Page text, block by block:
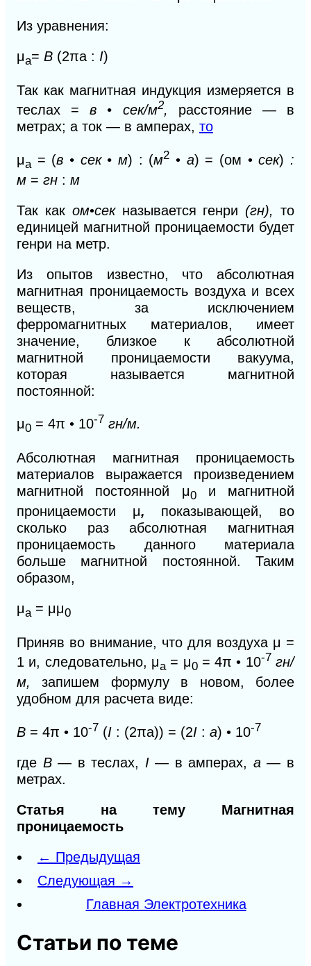
Из уравнения:
μa= B (2πa : I)
Так как магнитная индукция измеряется в
теслах =в • сек/м2, расстояние — в
метрах; а ток — в амперах, то
μa = (в • сек • м) : (м2 • а) = (ом •сек) :
м = гн : м
Так как ом•сек называется генри (гн),то
единицей магнитной проницаемости будет
генри на метр.
Из опытов известно, что абсолютная
магнитная проницаемость воздуха и всех
веществ, за исключением
ферромагнитных материалов, имеет
значение, близкое к абсолютной
магнитной проницаемости вакуума,
которая называется магнитной
постоянной:
μ0 = 4π • 10-7 гн/м.
Абсолютная магнитная проницаемость
материалов выражается произведением
магнитной постоянной μ0
и магнитной
проницаемости μ, показывающей, во
сколько раз абсолютная магнитная
проницаемость данного материала
больше магнитной постоянной. Таким
образом,
μa = μμ0
Приняв во внимание, что для воздуха μ =
1 и, следовательно, μa = μ0= 4π • 10-7 гн/
м,запишем формулу в новом, более
удобном для расчета виде:
В = 4π • 10-7 (I : (2πa)) = (2I : a) • 10-7
где В— в теслах, I— в амперах, а— в
метрах.
Статья на тему Магнитная
проницаемость
← Предыдущая
Следующая →
Главная Электротехника
Статьи по теме